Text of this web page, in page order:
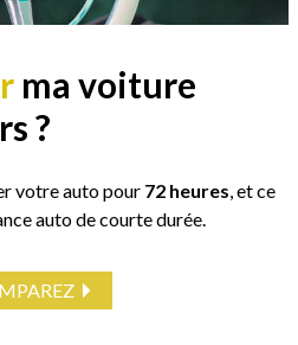
ma voiture
?
votre auto pour 72 heures , et ce
auto de courte durée.